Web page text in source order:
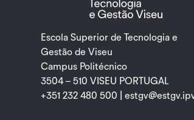
Escola Superior de Tecnologia e
Gestão de Viseu
Campus Politécnico
3504 – 510 VISEU PORTUGAL
+351 232 480 500 |